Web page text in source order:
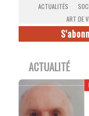
ACTUALITÉS
ART DE
ACTUALITÉ